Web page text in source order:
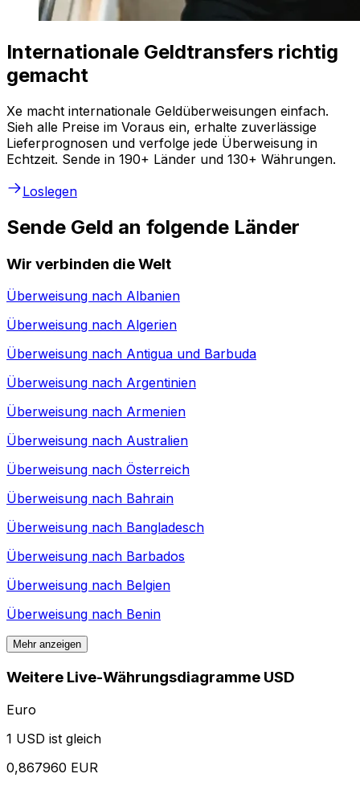
Internationale Geldtransfers richtig
gemacht
Xe macht internationale Geldüberweisungen einfach.
Sieh alle Preise im Voraus ein, erhalte zuverlässige
Lieferprognosen und verfolge jede Überweisung in
Echtzeit. Sende in 190+ Länder und 130+ Währungen.
Loslegen
Sende Geld an folgende Länder
Wir verbinden die Welt
Überweisung nach Albanien
Überweisung nach Algerien
Überweisung nach Antigua und Barbuda
Überweisung nach Argentinien
Überweisung nach Armenien
Überweisung nach Australien
Überweisung nach Österreich
Überweisung nach Bahrain
Überweisung nach Bangladesch
Überweisung nach Barbados
Überweisung nach Belgien
Überweisung nach Benin
Mehr anzeigen
Weitere Live-Währungsdiagramme USD
Euro
1 USD ist gleich
0,867960 EUR